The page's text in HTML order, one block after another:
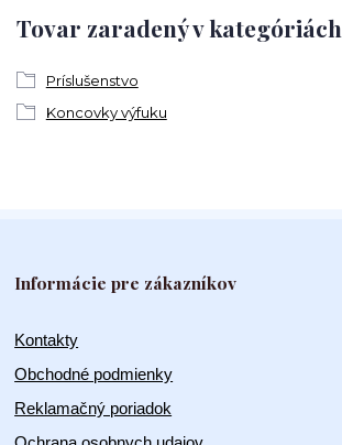
Tovar zaradený v kategóriách
Príslušenstvo
Koncovky výfuku
Informácie pre zákazníkov
Kontakty
Obchodné podmienky
Reklamačný poriadok